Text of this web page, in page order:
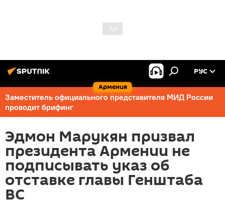
Армения
РУС
Заместитель официального представителя МИД России
проводит брифинг
Эдмон Марукян призвал
президента Армении не
подписывать указ об
отставке главы Генштаба
ВС